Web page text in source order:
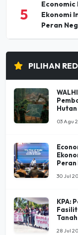
5
Economic
Ekonomi
Peran
PILIHAN
Hutan
03 Agu
30 Jul
KPA:
28 Jul